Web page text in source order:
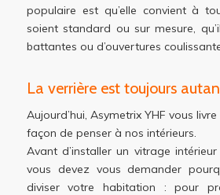
populaire est qu’elle convient à
soient standard ou sur mesure,
battantes ou d’ouvertures
La verrière est toujours
Aujourd’hui, Asymetrix YHF vous
façon de penser à nos intérieurs.
Avant d’installer un vitrage
vous devez vous demander
diviser votre habitation : pour